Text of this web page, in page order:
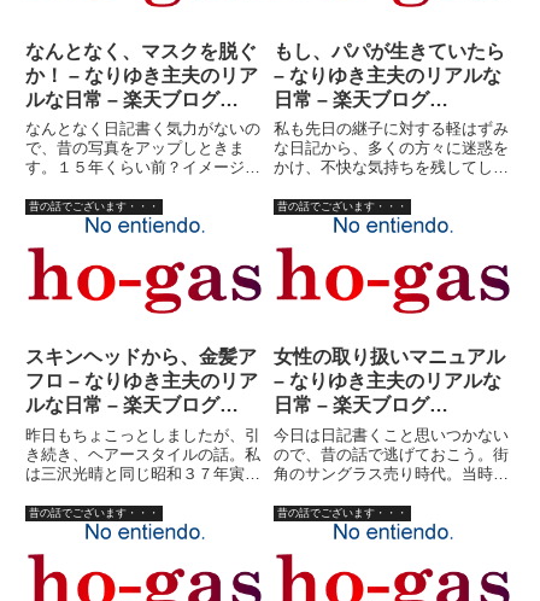
なんとなく、マスクを脱ぐ
か！ – なりゆき主夫のリア
ルな日常 – 楽天ブログ
（Blog）
なんとなく日記書く気力がないの
で、昔の写真をアップしときま
す。１５年くらい前？イメージ的
じなんですが、言わなきゃわから
ないって？こんなイメージです。
以前プロフにはこの画像使ってま
したが・・・かなりの人が引いて
し...
もし、パパが生きていたら
– なりゆき主夫のリアルな
日常 – 楽天ブログ
（Blog）
私も先日の継子に対する軽はずみ
な日記から、多くの方々に迷惑を
かけ、不快な気持ちを残してしま
が、具体的にお詫びをするのもな
んだか変な気もしますし、現実逃
避系、お気楽日記を書いていまし
た。人の生き方はそれぞれ、考え
方...
昔の話でございます・・・
スキンヘッドから、金髪ア
フロ – なりゆき主夫のリア
ルな日常 – 楽天ブログ
（Blog）
昨日もちょこっとしましたが、引
き続き、ヘアースタイルの話。私
は三沢光晴と同じ昭和３７年寅年
［1962年に生まれた人々］に興
味があれば、こんなページがあり
ましたのでご参考に。 デビル雅
美もそうか。怖いな・・・とい...
昔の話でございます・・・
女性の取り扱いマニュアル
– なりゆき主夫のリアルな
日常 – 楽天ブログ
（Blog）
今日は日記書くこと思いつかない
ので、昔の話で逃げておこう。街
角のサングラス売り時代。当時、
め、トイレに行く時はカバン屋の
おねえちゃん、紅茶売りのスリラ
ンカ人のおねえちゃん達と連携を
とっていた。スリランカ人のおね
え...
昔の話でございます・・・ 昔の話でございます・・・